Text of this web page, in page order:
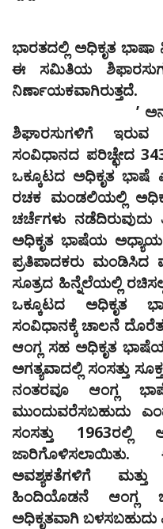
ಭಾರತದಲ್ಲಿ ಅಧಿಕೃತ ಭಾಷಾ
ಈ ಸಮಿತಿಯ
ʼ
ಶಿಘಾರಸುಗಳಿಗೆ ಇರುವ
ಸಂವಿಧಾನದ ಪರಿಚ್ಛೇದ
ಒಕ್ಕೂಟದ ಅಧಿಕೃತ ಭಾಷೆ
ರಚಕ ಮಂಡಲಿಯಲ್ಲಿ
ಚರ್ಚೆಗಳು
ಅಧಿಕೃತ ಭಾಷೆಯ
ಪ್ರತಿಪಾದಕರು
ಸೂತ್ರದ ಹಿನ್ನೆಲೆಯಲ್ಲಿ
ಒಕ್ಕೂಟದ ಅಧಿಕೃತ
ಸಂವಿಧಾನಕ್ಕೆ ಚಾಲನೆ
ಆಂಗ್ಲ ಸಹ ಅಧಿಕೃತ
ಅಗತ್ಯವಾದಲ್ಲಿ ಸಂಸತ್ತು
ನಂತರವೂ ಆಂಗ್ಲ
ಮುಂದುವರೆಸಬಹುದು
ಸಂಸತ್ತು 1963ರಲ್ಲಿ
ಜಾರಿಗೊಳಿಸಲಾಯಿತು.
ಅವಶ್ಯಕತೆಗಳಿಗೆ
ಹಿಂದಿಯೊಡನೆ ಆಂಗ್ಲ
ಅಧಿಕೃತವಾಗಿ ಬಳಸಬಹುದು